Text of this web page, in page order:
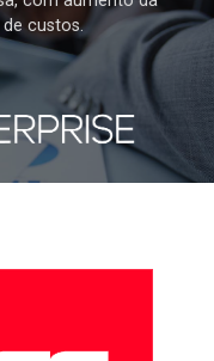
custos.